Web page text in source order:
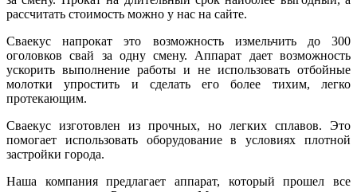
рассчитать стоимость можно у нас на сайте.
Сваекус напрокат это возможность измельчить до 300
оголовков свай за одну смену. Аппарат дает возможность
ускорить выполнение работы и не использовать отбойные
молотки упростить и сделать его более тихим, легко
протекающим.
Сваекус изготовлен из прочных, но легких сплавов. Это
помогает использовать оборудование в условиях плотной
застройки города.
Наша компания предлагает аппарат, который прошел все